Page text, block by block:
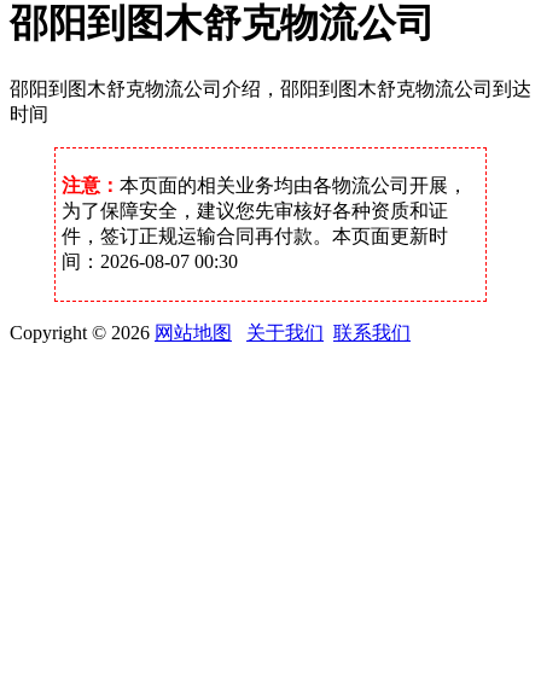
邵阳到图木舒克物流公司
邵阳到图木舒克物流公司介绍，邵阳到图木舒克物流公司到达
时间
注意：本页面的相关业务均由各物流公司开展，
为了保障安全，建议您先审核好各种资质和证
件，签订正规运输合同再付款。本页面更新时
间：2026-08-07 00:30
Copyright © 2026 网站地图 关于我们 联系我们